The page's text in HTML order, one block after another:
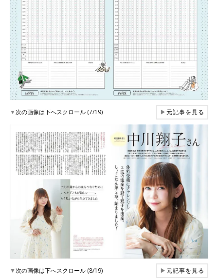
▼次の画像は下へスクロール (7/19) ▶元記事を見る
▼次の画像は下へスクロール (8/19) ▶元記事を見る